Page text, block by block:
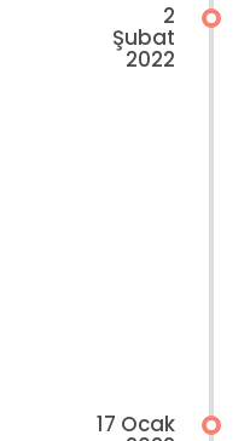
2
Şubat
2022
17 Ocak